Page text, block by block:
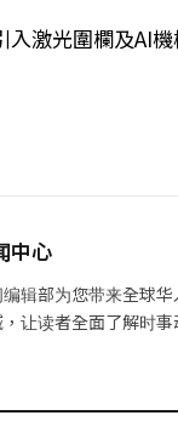
入激光圍欄及AI
中心
辑部为您带来全球
让读者全面了解时事